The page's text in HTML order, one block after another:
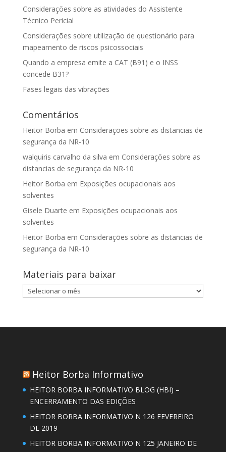
Considerações sobre as atividades do Assistente
Técnico Pericial
Considerações sobre utilização de questionário para
mapeamento de riscos psicossociais
Quando a empresa emite a CAT (B91) e o INSS
concede B31?
Fases legais das vibrações
Comentários
Heitor Borba em Considerações sobre as distancias de
segurança da NR-10
walquiris carvalho da silva em Considerações sobre as
distancias de segurança da NR-10
Heitor Borba em Exposições ocupacionais aos
solventes
Gisele Duarte em Exposições ocupacionais aos
solventes
Heitor Borba em Considerações sobre as distancias de
segurança da NR-10
Materiais para baixar
Materiais
para
Heitor Borba Informativo
HEITOR BORBA INFORMATIVO BLOG (HBI) –
ENCERRAMENTO DAS EDIÇÕES
HEITOR BORBA INFORMATIVO N 126 FEVEREIRO
DE 2019
HEITOR BORBA INFORMATIVO N 125 JANEIRO DE